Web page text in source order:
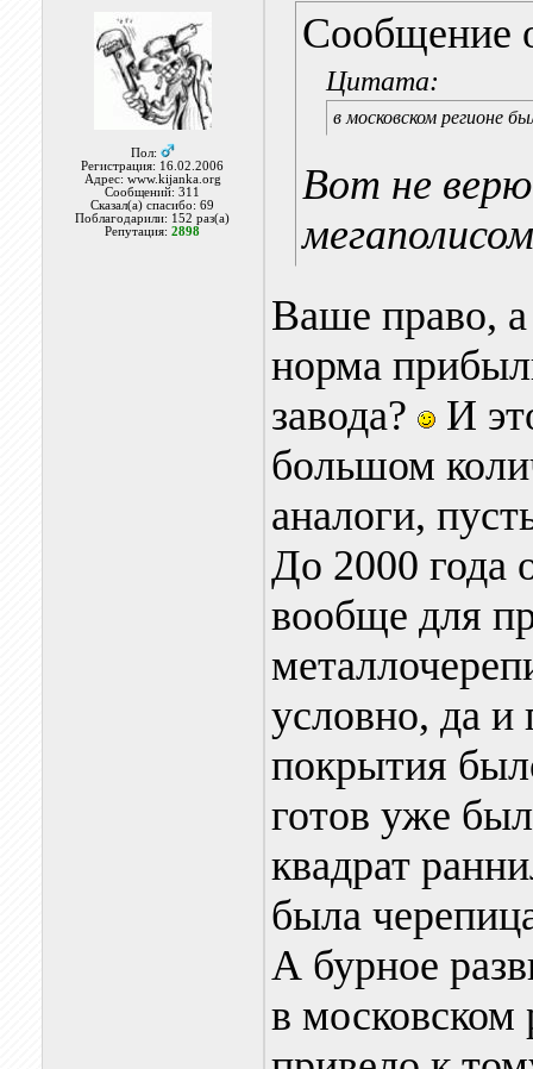
Пол:
Регистрация: 16.02.2006
Адрес: www.kijanka.org
Сообщений: 311
Сказал(а) спасибо: 69
Поблагодарили: 152 раз(а)
Репутация:2898
Сообщение
Цитата:
в московском регионе
Вот не
Ваше право, а
норма
завода?
И
большом
аналоги,
До 2000
вообще для
условно, да и
покрытия
готов уже
квадрат
была
А бурное
в московском